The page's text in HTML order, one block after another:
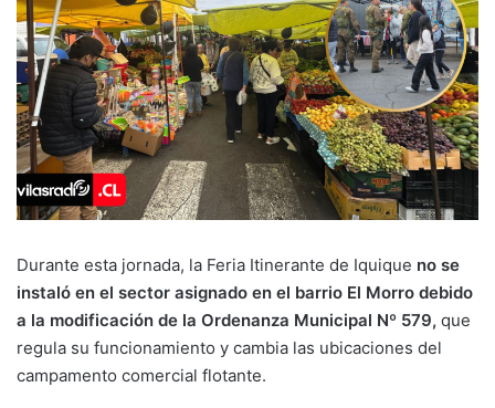
Durante esta jornada, la Feria Itinerante de Iquique no se
instaló en el sector asignado en el barrio El Morro debido
a la modificación de la Ordenanza Municipal Nº 579, que
regula su funcionamiento y cambia las ubicaciones del
campamento comercial flotante.